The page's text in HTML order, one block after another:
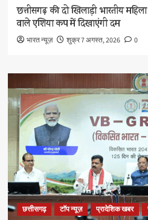
छत्तीसगढ़ की दो खिलाड़ी भारतीय
वाले एशिया कप में दिखाएंगी दम
भारत न्यूज़ शुक्र 7 अगस्त, 2026 0
छत्तीसगढ़ टॉप न्यूज़ प्रादेशिक खबर